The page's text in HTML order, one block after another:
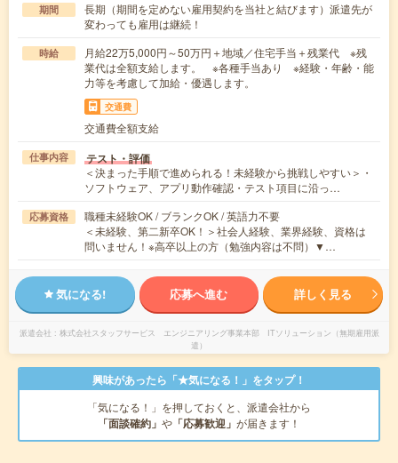
期間
長期（期間を定めない雇用契約を当社と結びます）派遣先が
変わっても雇用は継続！
時給
月給22万5,000円～50万円＋地域／住宅手当＋残業代 ※残
業代は全額支給します。 ※各種手当あり ※経験・年齢・能
力等を考慮して加給・優遇します。
交通費
交通費全額支給
仕事内容 テスト・評価
＜決まった手順で進められる！未経験から挑戦しやすい＞・
ソフトウェア、アプリ動作確認・テスト項目に沿っ…
応募資格
職種未経験OK / ブランクOK / 英語力不要
＜未経験、第二新卒OK！＞社会人経験、業界経験、資格は
問いません！※高卒以上の方（勉強内容は不問）▼…
気になる! 応募へ進む 詳しく見る
派遣会社
株式会社スタッフサービス エンジニアリング事業本部 ITソリューション（無期雇用派
遣）
興味があったら「★気になる！」をタップ！
「気になる！」を押しておくと、派遣会社から
「面談確約」 や 「応募歓迎」 が届きます！